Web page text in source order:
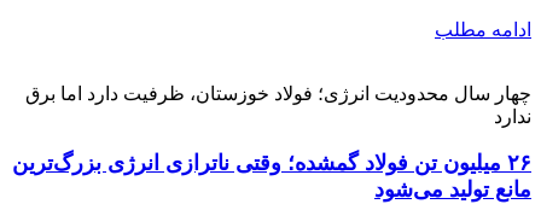
ادامه مطلب
چهار سال محدودیت انرژی؛ فولاد خوزستان، ظرفیت دارد اما برق
ندارد
۲۶ میلیون تن فولاد گمشده؛ وقتی ناترازی انرژی بزرگ‌ترین
مانع تولید می‌شود